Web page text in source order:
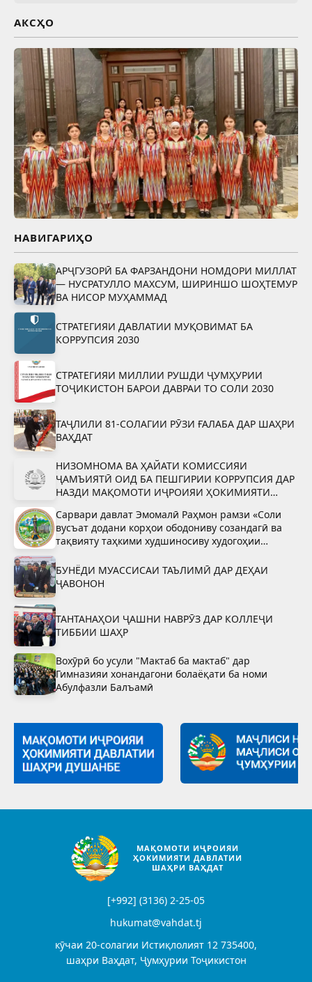
АКСҲО
НАВИГАРИҲО
АРҶГУЗОРӢ БА ФАРЗАНДОНИ НОМДОРИ МИЛЛАТ
— НУСРАТУЛЛО МАХСУМ, ШИРИНШО ШОҲТЕМУР
ВА НИСОР МУҲАММАД
СТРАТЕГИЯИ ДАВЛАТИИ МУҚОВИМАТ БА
КОРРУПСИЯ 2030
СТРАТЕГИЯИ МИЛЛИИ РУШДИ ҶУМҲУРИИ
ТОҶИКИСТОН БАРОИ ДАВРАИ ТО СОЛИ 2030
ТАҶЛИЛИ 81-СОЛАГИИ РӮЗИ ҒАЛАБА ДАР ШАҲРИ
ВАҲДАТ
НИЗОМНОМА ВА ҲАЙАТИ КОМИССИЯИ
ҶАМЪИЯТӢ ОИД БА ПЕШГИРИИ КОРРУПСИЯ ДАР
НАЗДИ МАҚОМОТИ ИҶРОИЯИ ҲОКИМИЯТИ
Сарвари давлат Эмомалӣ Раҳмон рамзи «Соли
вусъат додани корҳои ободониву созандагӣ ва
тақвияту таҳкими худшиносиву худогоҳии
БУНЁДИ МУАССИСАИ ТАЪЛИМӢ ДАР ДЕҲАИ
ҶАВОНОН
ТАНТАНАҲОИ ҶАШНИ НАВРӮЗ ДАР КОЛЛЕҶИ
ТИББИИ ШАҲР
Вохӯрӣ бо усули "Мактаб ба мактаб" дар
Гимназияи хонандагони болаёқати ба номи
Абулфазли Балъамӣ
МАҚОМОТИ ИҶРОИЯИ
ҲОКИМИЯТИ ДАВЛАТИИ
ШАҲРИ ВАҲДАТ
[+992] (3136) 2-25-05
hukumat@vahdat.tj
кӯчаи 20-солагии Истиқлолият 12 735400,
шаҳри Ваҳдат, Ҷумҳурии Тоҷикистон